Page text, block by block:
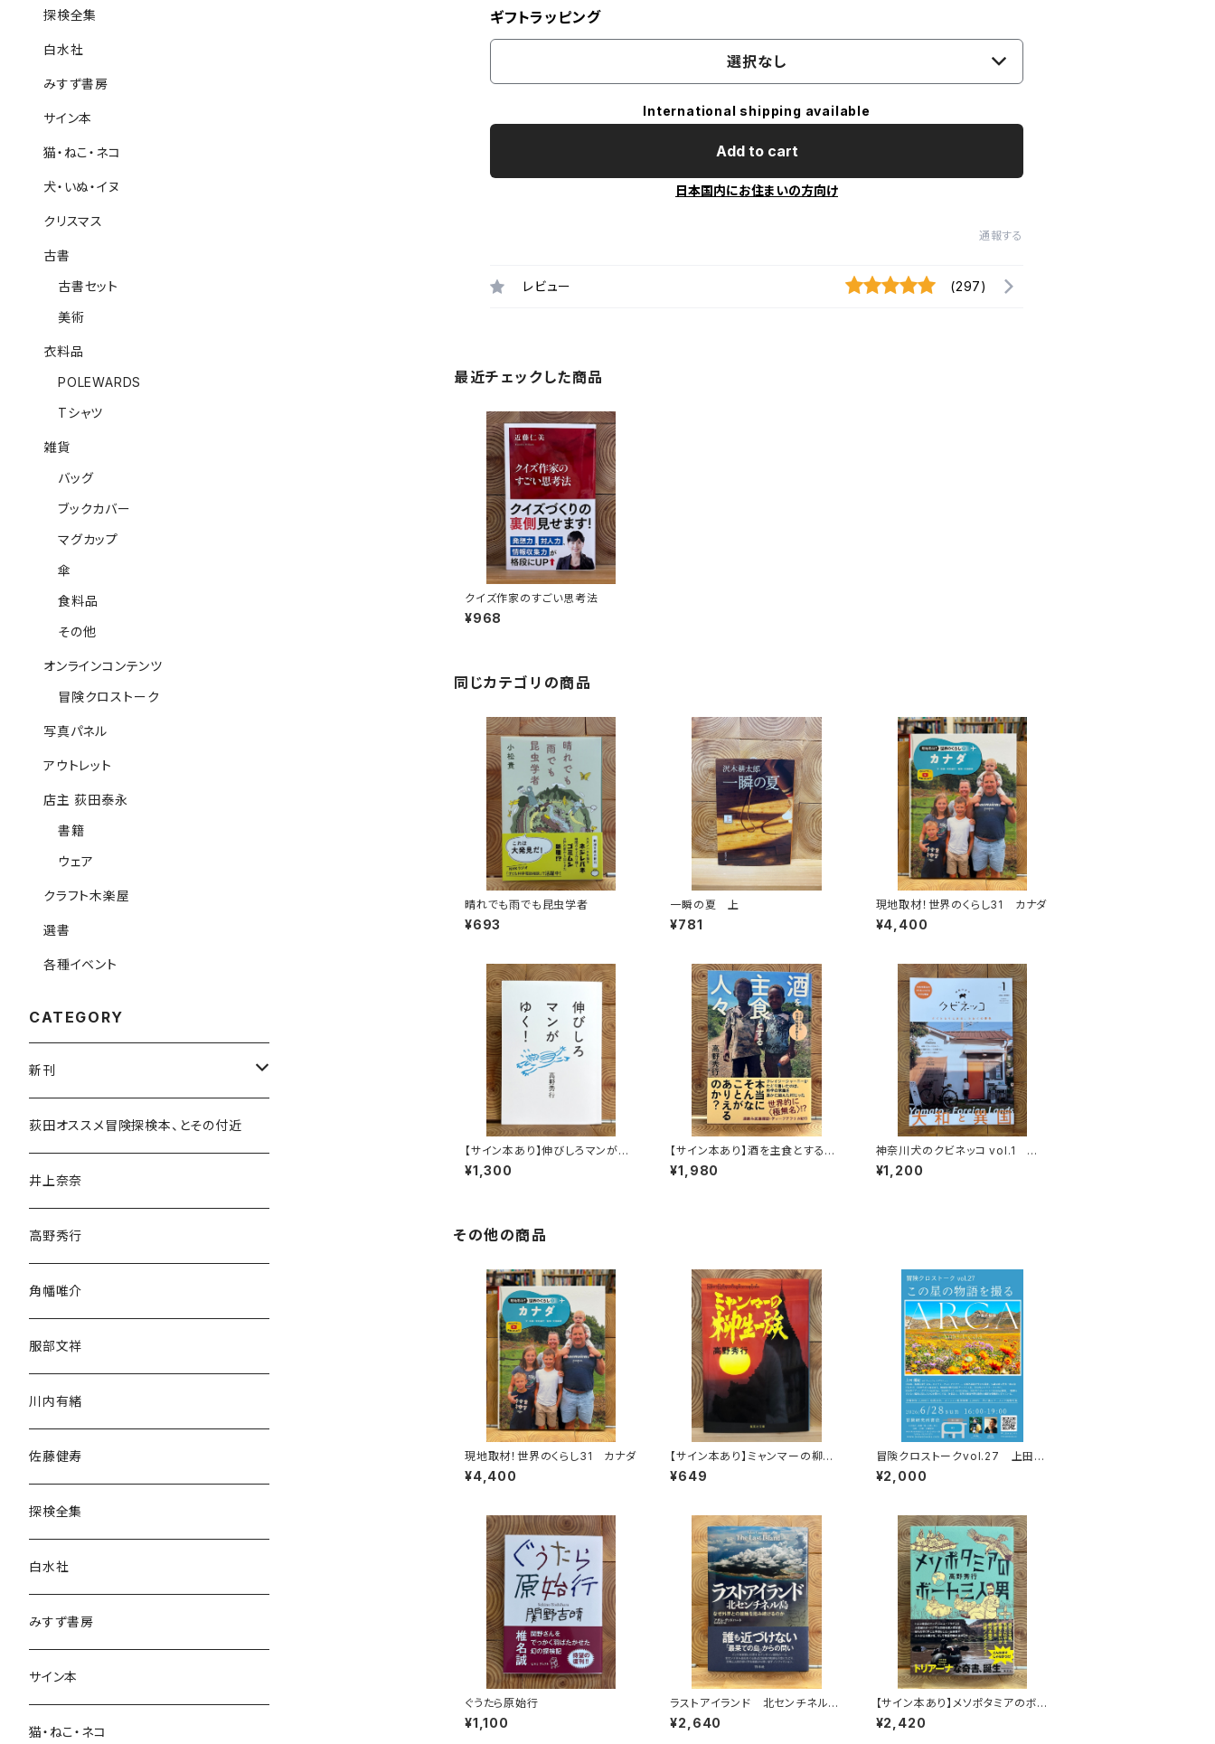
ギフトラッピング
選択なし
International shipping available
Add to cart
日本国内にお住まいの方向け
通報する
レビュー (297)
最近チェックした商品
クイズ作家のすごい思考法
¥968
同じカテゴリの商品
晴れでも雨でも昆虫学者
¥693
一瞬の夏 上
¥781
現地取材！世界のくらし31 カナダ
¥4,400
【サイン本あり】伸びしろマンがゆ
く！
¥1,300
【サイン本あり】酒を主食とする
人々 エチオピアの科学的秘境を
旅する
¥1,980
神奈川犬のクビネッコ vol.1 特
集：大和と異国
¥1,200
その他の商品
現地取材！世界のくらし31 カナダ
¥4,400
【サイン本あり】ミャンマーの柳生
一族
¥649
冒険クロストークvol.27 上田優
紀「この星の物語を撮る」録画視聴
権
¥2,000
ぐうたら原始行
¥1,100
ラストアイランド 北センチネル
島 なぜ外界との接触を拒み続け
るのか
¥2,640
【サイン本あり】メソポタミアのボ
ート三人男
¥2,420
探検全集
白水社
みすず書房
サイン本
猫・ねこ・ネコ
犬・いぬ・イヌ
クリスマス
古書
古書セット
美術
衣料品
POLEWARDS
Tシャツ
雑貨
バッグ
ブックカバー
マグカップ
傘
食料品
その他
オンラインコンテンツ
冒険クロストーク
写真パネル
アウトレット
店主 荻田泰永
書籍
ウェア
クラフト木楽屋
選書
各種イベント
CATEGORY
新刊
和書
文学・小説・物語
随筆・ノンフィクション・その他
民族・風習
言語・ことば
荻田オススメ冒険探検本、とその付近
井上奈奈
高野秀行
角幡唯介
服部文祥
川内有緒
佐藤健寿
探検全集
白水社
みすず書房
サイン本
猫・ねこ・ネコ